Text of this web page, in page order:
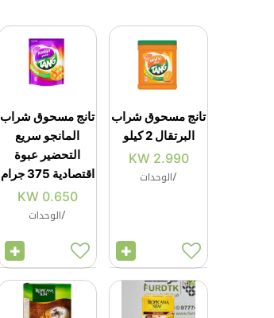
تانج مسحوق شراب
البرتقال 2 كيلو
2.990
/الوحدات
تانج مسحوق شراب
المانجو سريع
التحضير عبوة
اقتصادية 375 جرام
0.650
/الوحدات